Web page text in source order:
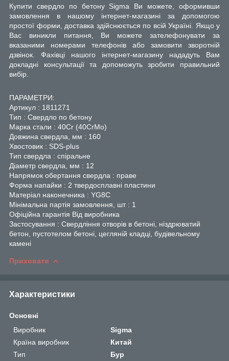
Купити свердло по бетону Sigma Ви можете, оформивши
замовлення в нашому інтернет-магазині за допомогою
простої форми, доставка здійснюється по всій Україні. Якщо у
Вас виникли питання, Ви можете зателефонувати за
вказаними номерами телефонів або замовити зворотній
дзвінок. Фахівці нашого інтернет-магазину нададуть Вам
докладні консультації та допоможуть зробити правильний
вибір.
ПАРАМЕТРИ:
Артикул : 1811271
Тип : Свердло по бетону
Марка стали : 40Cr (40CrMo)
Довжина свердла, мм : 160
Хвостовик : SDS-plus
Тип свердла : спіральне
Діаметр свердла, мм : 12
Напрямок обертання свердла : праве
Форма напайки : 2 твердосплавні пластини
Матеріал наконечника : YG8C
Мінімальна партія замовлення, шт : 1
Офіційна гарантія Від виробника
Застосування : Свердління отворів в бетоні, ніздрюватий
бетон, пустотелом бетоні, цегляній кладці, будівельному
камені
Приховати
Характеристики
Основні
Виробник
Sigma
Країна виробник
Китай
Тип
Бур